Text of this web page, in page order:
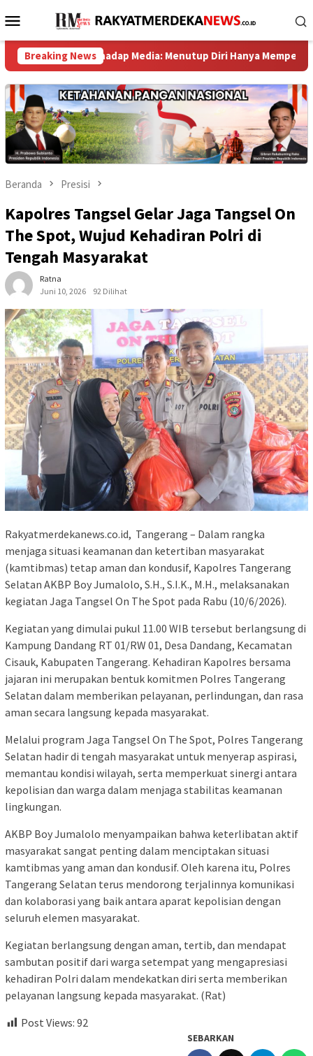
ke
Menu
Mobile
Breaking News
Terhadap Media: Menutup Diri Hanya Memperburuk Citra
Beranda Presisi
Kapolres Tangsel Gelar Jaga Tangsel On
The Spot, Wujud Kehadiran Polri di
Tengah Masyarakat
Ratna
Juni 10, 2026
92 Dilihat
Rakyatmerdekanews.co.id, Tangerang – Dalam rangka
menjaga situasi keamanan dan ketertiban masyarakat
(kamtibmas) tetap aman dan kondusif, Kapolres Tangerang
Selatan AKBP Boy Jumalolo, S.H., S.I.K., M.H., melaksanakan
kegiatan Jaga Tangsel On The Spot pada Rabu (10/6/2026).
Kegiatan yang dimulai pukul 11.00 WIB tersebut berlangsung di
Kampung Dandang RT 01/RW 01, Desa Dandang, Kecamatan
Cisauk, Kabupaten Tangerang. Kehadiran Kapolres bersama
jajaran ini merupakan bentuk komitmen Polres Tangerang
Selatan dalam memberikan pelayanan, perlindungan, dan rasa
aman secara langsung kepada masyarakat.
Melalui program Jaga Tangsel On The Spot, Polres Tangerang
Selatan hadir di tengah masyarakat untuk menyerap aspirasi,
memantau kondisi wilayah, serta memperkuat sinergi antara
kepolisian dan warga dalam menjaga stabilitas keamanan
lingkungan.
AKBP Boy Jumalolo menyampaikan bahwa keterlibatan aktif
masyarakat sangat penting dalam menciptakan situasi
kamtibmas yang aman dan kondusif. Oleh karena itu, Polres
Tangerang Selatan terus mendorong terjalinnya komunikasi
dan kolaborasi yang baik antara aparat kepolisian dengan
seluruh elemen masyarakat.
Kegiatan berlangsung dengan aman, tertib, dan mendapat
sambutan positif dari warga setempat yang mengapresiasi
kehadiran Polri dalam mendekatkan diri serta memberikan
pelayanan langsung kepada masyarakat. (Rat)
Post Views: 92
SEBARKAN